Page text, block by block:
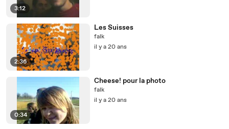
3:12
2:36
Les Suisses
falk
il y a 20 ans
0:34
Cheese! pour la photo
falk
il y a 20 ans